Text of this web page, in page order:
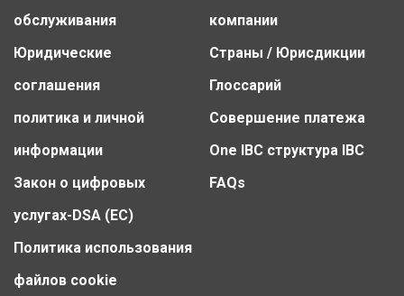
обслуживания
Юридические
соглашения
политика и личной
информации
Закон о цифровых
услугах-DSA (ЕС)
Политика использования
файлов cookie
компании
Страны / Юрисдикции
Глоссарий
Совершение платежа
One IBC структура IBC
FAQs